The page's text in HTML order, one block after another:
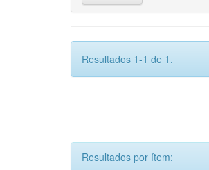
Resultados 1-1 de 1.
Resultados por ítem: